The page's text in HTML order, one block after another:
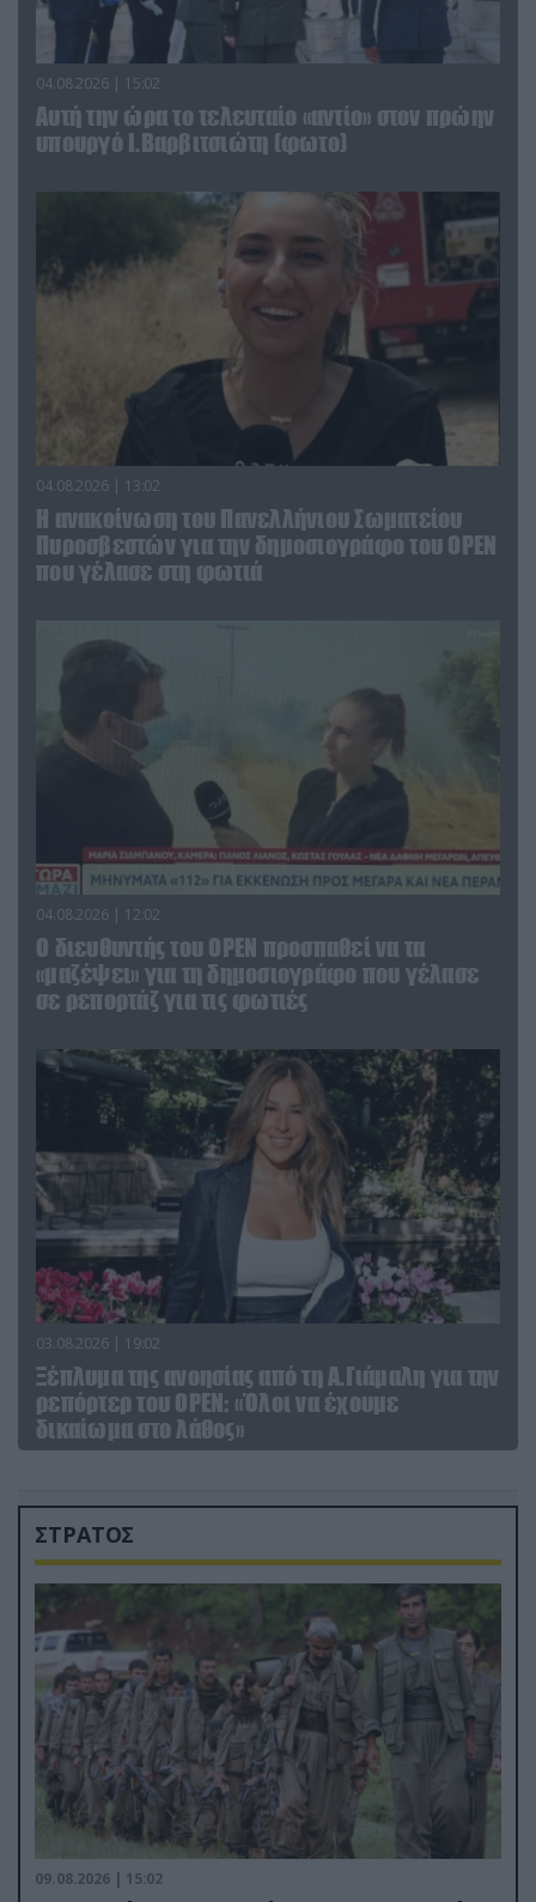
04.08.2026 | 15:02
Αυτή την ώρα το τελευταίο «αντίο» στον πρώην
υπουργό Ι.Βαρβιτσιώτη (φωτο)
04.08.2026 | 13:02
Η ανακοίνωση του Πανελλήνιου Σωματείου
Πυροσβεστών για την δημοσιογράφο του OPEN
που γέλασε στη φωτιά
04.08.2026 | 12:02
O διευθυντής του OPEN προσπαθεί να τα
«μαζέψει» για τη δημοσιογράφο που γέλασε
σε ρεπορτάζ για τις φωτιές
03.08.2026 | 19:02
Ξέπλυμα της ανοησίας από τη Α.Γιάμαλη για την
ρεπόρτερ του ΟΡΕΝ: «Όλοι να έχουμε
δικαίωμα στο λάθος»
ΣΤΡΑΤΟΣ
09.08.2026 | 15:02